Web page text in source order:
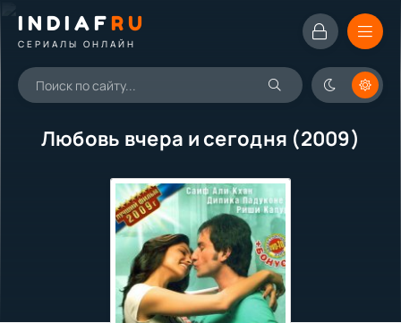
INDIAFRU
СЕРИАЛЫ ОНЛАЙН
Любовь вчера и сегодня (2009)